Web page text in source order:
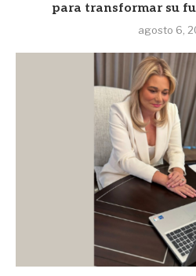
para transformar su
agosto 6,